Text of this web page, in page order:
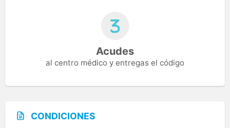
Acudes
al centro médico y entregas el código
CONDICIONES